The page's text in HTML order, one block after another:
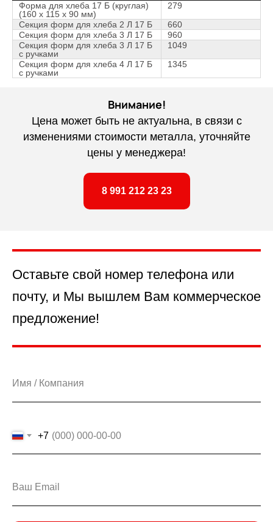
Форма для хлеба 17 Б (круглая)
(160 х 115 х 90 мм)
279
Секция форм для хлеба 2 Л 17 Б
660
Секция форм для хлеба 3 Л 17 Б
960
Секция форм для хлеба 3 Л 17 Б
с ручками
1049
Секция форм для хлеба 4 Л 17 Б
с ручками
1345
Внимание!
Цена может быть не актуальна, в связи с
изменениями стоимости металла, уточняйте
цены у менеджера!
8 991 212 23 23
Оставьте свой номер телефона или
почту, и Мы вышлем Вам коммерческое
предложение!
+7